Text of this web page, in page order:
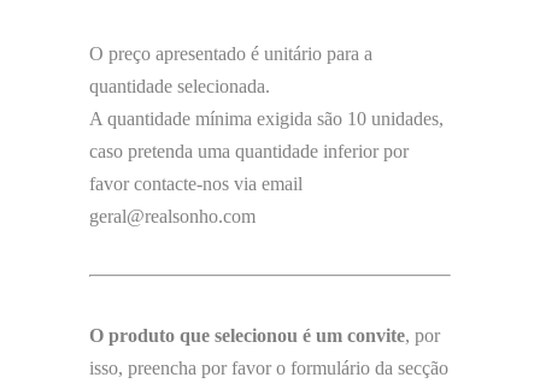
O preço apresentado é unitário para a
quantidade selecionada.
A quantidade mínima exigida são 10 unidades,
caso pretenda uma quantidade inferior por
favor contacte-nos via email
geral@realsonho.com
O produto que selecionou é um convite, por
isso, preencha por favor o formulário da secção